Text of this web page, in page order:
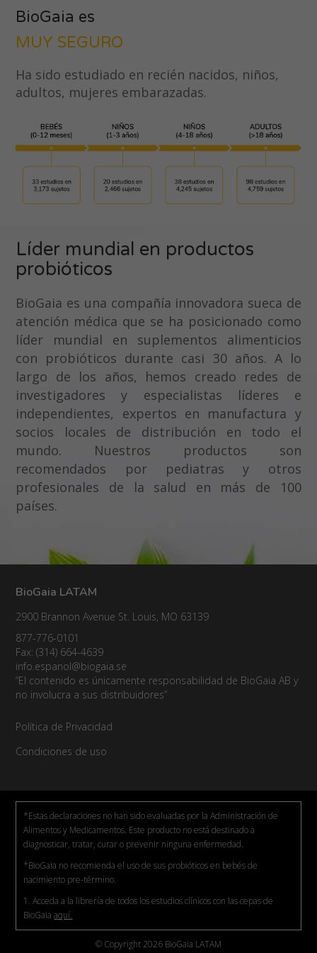
Paraguay
Perú
Puerto Rico
República Dominicana
BioGaia es
MUY SEGURO
Ha sido estudiado en recién nacidos, niños,
adultos, mujeres embarazadas.
Líder mundial en productos
probióticos
BioGaia es una compañía innovadora sueca de
atención médica que se ha posicionado como
líder mundial en suplementos alimenticios
con probióticos durante casi 30 años. A lo
largo de los años, hemos creado redes de
investigadores y especialistas líderes e
independientes, expertos en manufactura y
socios locales de distribución en todo el
mundo. Nuestros productos son
recomendados por pediatras y otros
profesionales de la salud en más de 100
países.
BioGaia LATAM
2900 Brannon Avenue St. Louis, MO 63139
877-776-0101
Fax: (314) 664-4639
info.espanol@biogaia.se
“El contenido es únicamente responsabilidad de BioGaia AB y
no involucra a sus distribuidores”
Política de Privacidad
Condiciones de uso
*Estas declaraciones no han sido evaluadas por la Administración de
Alimentos y Medicamentos. Este producto no está destinado a
diagnosticar, tratar, curar o prevenir ninguna enfermedad.
*BioGaia no recomienda el uso de sus probióticos en bebés de
nacimiento pre-término.
1. Acceda a la librería de todos los estudios clínicos con las cepas de
BioGaiaaquí.
© Copyright 2026 BioGaia LATAM